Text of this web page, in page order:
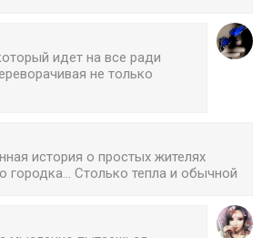
идет на все ради
не только
история о простых жителях
городка... Столько тепла и обычной